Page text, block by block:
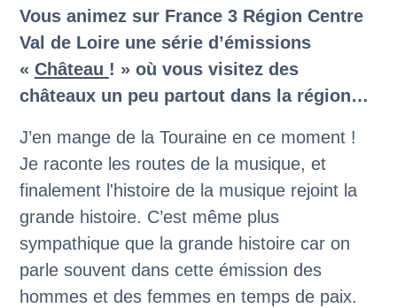
Vous animez sur France 3 Région Centre
Val de Loire une série d’émissions
« Château ! » où vous visitez des
châteaux un peu partout dans la région…
J’en mange de la Touraine en ce moment !
Je raconte les routes de la musique, et
finalement l'histoire de la musique rejoint la
grande histoire. C’est même plus
sympathique que la grande histoire car on
parle souvent dans cette émission des
hommes et des femmes en temps de paix.